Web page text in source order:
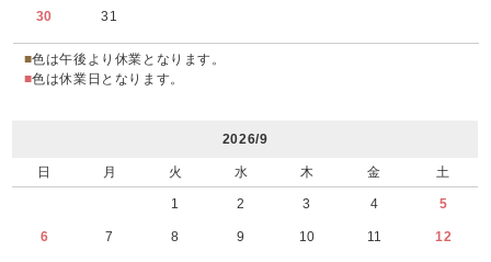
30 31
■色は午後より休業となります。
■色は休業日となります。
2026/9
日 月 火 水 木 金 土
1 2 3 4 5
6 7 8 9 10 11 12